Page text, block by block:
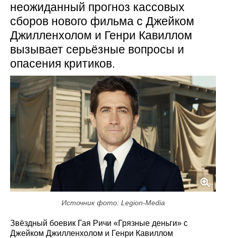
неожиданный прогноз кассовых
сборов нового фильма с Джейком
Джилленхолом и Генри Кавиллом
вызывает серьёзные вопросы и
опасения критиков.
Источник фото: Legion-Media
Звёздный боевик Гая Ричи «Грязные деньги» с
Джейком Джилленхолом и Генри Кавиллом